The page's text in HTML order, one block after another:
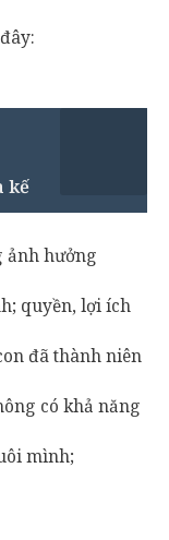
kế
ảnh hưởng
quyền, lợi ích
đã thành niên
có khả năng
mình;